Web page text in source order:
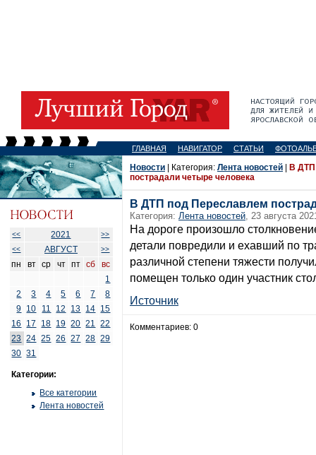
ГЛАВНАЯ НАВИГАТОР СТАТЬИ
<< 2021
>>
<<
АВГУСТ >>
пн вт ср чт пт сб
вс
1
2
3 4 5 6 7
8
9 10 11 12 13 14 15
16
17 18 19 20 21
22
23
24 25 26 27 28 29
30 31
Категории:
Все категории
Лента новостей
Новости | Категория: Лента новостей
В
пострадали четыре человека
В ДТП под Переславлем
Категория: Лента новостей, 23 августа
На дороге произошло
детали повредили и ехавший по
различной степени тяжести
помещен только один участник
Источник
Комментариев: 0